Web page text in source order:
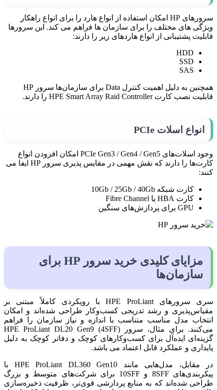
سرورهای HP امکان استفاده از انواع هارد را برای انواع راهکار
ویژگی های مختلف را برای سازمان ها فراهم می کند. این سرورها
قابلیت پشتیبانی از انواع هاردهای زیر را دارند:
HDD
SSD
SAS
همچنین به دلیل اهمیت کنترل Data برای سازمان‌ها سرور HP
قابلیت نصب کارت HPE Smart Array Raid Controller را دارند.
انواع اسلات‌ PCIe
وجود اسلات‌های PCIe Gen3 / Gen4 / Gen5 امکان افزودن انواع
کارت‌ها را دارند که نقش مهمی در مقایس پذیری سرور HP ایفا می
کنند:
کارت شبکه 10Gb / 25Gb / 40Gb
کارت HBA یا Fibre Channel
GPU برای پردازش‌های سنگین
مزایای کلیدی خرید سرور HP برای
سازمان‌ها
سری سرورهای HPE ProLiant با رویکردی کاملاً مبتنی بر
مقیاس‌پذیری و رشد تدریجی کسب‌وکار طراحی شده‌اند و امکان
انتخاب مدل مناسب متناسب با اندازه و نیاز سازمان را فراهم
می‌کنند. برای مثال، سرور HPE ProLiant DL20 Gen9 (4SFF)
گزینه‌ای ایده‌آل برای کسب‌وکارهای کوچک و دفاتر کوچک به دلیل
پایداری و عملکرد قابل اعتماد می باشد.
در مقابل، مدل‌هایی مانند HPE ProLiant DL360 Gen10 با
پیکربندی‌های 8SFF و 10SFF برای شرکت‌های متوسط و بزرگ
طراحی شده‌اند که به منابع پردازشی قوی‌تر، ظرفیت ذخیره‌سازی